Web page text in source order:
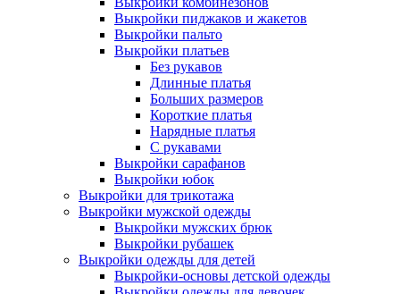
Выкройки пиджаков и жакетов
Выкройки пальто
Выкройки платьев
Без рукавов
Длинные платья
Больших размеров
Короткие платья
Нарядные платья
С рукавами
Выкройки сарафанов
Выкройки юбок
Выкройки для трикотажа
Выкройки мужской одежды
Выкройки мужских брюк
Выкройки рубашек
Выкройки одежды для детей
Выкройки-основы детской одежды